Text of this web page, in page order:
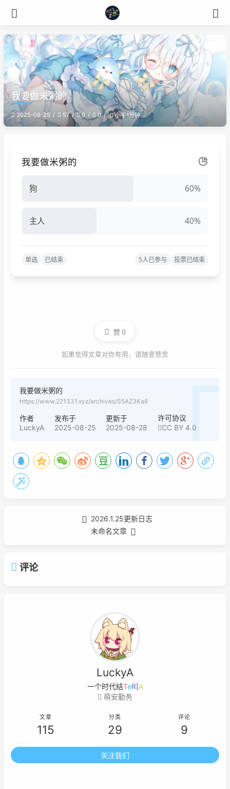
我要做米粥的
2025-08-25 57 0 0 小于1分钟
赞0
如果觉得文章对你有用，请随意赞赏
我要做米粥的
https://www.221331.xyz/archives/S5AZ3Ka6
作者
LuckyA
发布于
2025-08-25
更新于
2025-08-28
许可协议
CC BY 4.0
2026.1.25更新日志
未命名文章
评论
LuckyA
一个时代结束的t+V(
萌安勤务
文章
115
分类
29
评论
9
关注我们